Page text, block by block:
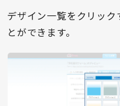
デザイン一覧をクリッ
とができます。